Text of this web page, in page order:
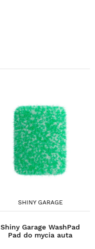
SHINY GARAGE
Shiny Garage WashPad
Pad do mycia auta